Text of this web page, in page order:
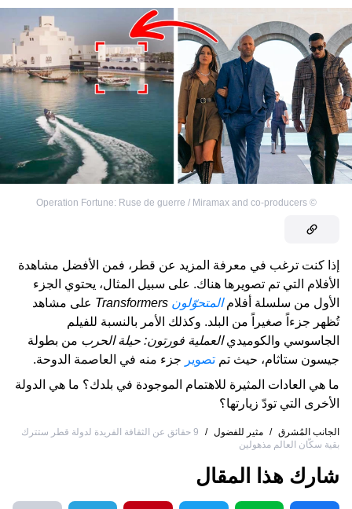
©
Operation Fortune: Ruse de guerre / Miramax and co-producers
إذا كنت ترغب في معرفة المزيد عن قطر، فمن الأفضل مشاهدة
الأفلام التي تم تصويرها هناك. على سبيل المثال، يحتوي الجزء
الأول من سلسلة أفلامالمتحوّلون Transformers على مشاهد
تُظهر جزءاً صغيراً من البلد. وكذلك الأمر بالنسبة للفيلم
الجاسوسي والكوميديالعملية فورتون: حيلة الحرب من بطولة
جيسون ستاثام، حيث تم تصوير جزء منه في العاصمة الدوحة.
ما هي العادات المثيرة للاهتمام الموجودة في بلدك؟ ما هي الدولة
الأخرى التي تودّ زيارتها؟
الجانب المُشرق / مثير للفضول /
9 حقائق عن الثقافة الفريدة لدولة قطر ستترك
بقية سكّان العالم مذهولين
شارك هذا المقال